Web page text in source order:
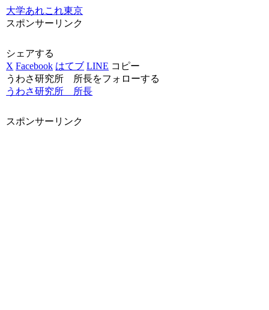
大学あれこれ東京
スポンサーリンク
シェアする
X Facebook はてブ LINE コピー
うわさ研究所 所長をフォローする
うわさ研究所 所長
スポンサーリンク